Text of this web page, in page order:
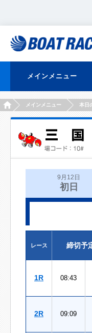
メインメニュー
HOMEメインメニュー 本日
9月12日
初日
レース
締切予
1R 08:43
2R 09:09